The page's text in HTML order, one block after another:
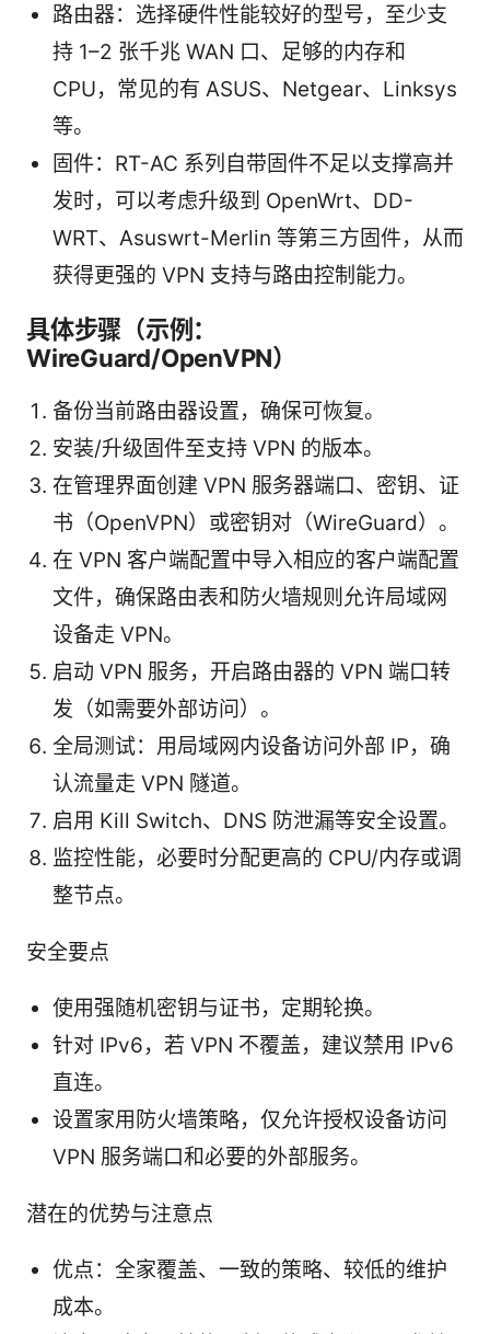
路由器：选择硬件性能较好的型号，至少支
持 1–2 张千兆 WAN 口、足够的内存和
CPU，常见的有 ASUS、Netgear、Linksys
等。
固件：RT-AC 系列自带固件不足以支撑高并
发时，可以考虑升级到 OpenWrt、DD-
WRT、Asuswrt-Merlin 等第三方固件，从而
获得更强的 VPN 支持与路由控制能力。
具体步骤（示例：
WireGuard/OpenVPN）
备份当前路由器设置，确保可恢复。
安装/升级固件至支持 VPN 的版本。
在管理界面创建 VPN 服务器端口、密钥、证
书（OpenVPN）或密钥对（WireGuard）。
在 VPN 客户端配置中导入相应的客户端配置
文件，确保路由表和防火墙规则允许局域网
设备走 VPN。
启动 VPN 服务，开启路由器的 VPN 端口转
发（如需要外部访问）。
全局测试：用局域网内设备访问外部 IP，确
认流量走 VPN 隧道。
启用 Kill Switch、DNS 防泄漏等安全设置。
监控性能，必要时分配更高的 CPU/内存或调
整节点。
安全要点
使用强随机密钥与证书，定期轮换。
针对 IPv6，若 VPN 不覆盖，建议禁用 IPv6
直连。
设置家用防火墙策略，仅允许授权设备访问
VPN 服务端口和必要的外部服务。
潜在的优势与注意点
优点：全家覆盖、一致的策略、较低的维护
成本。